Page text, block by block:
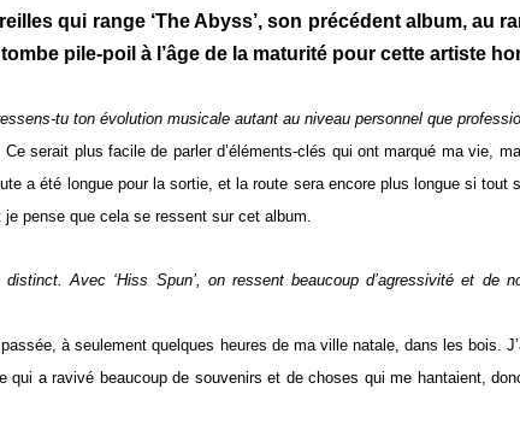
qui range ‘The Abyss’, son précédent album, au
pile-poil à l’âge de la maturité pour cette artiste
tu ton évolution musicale autant au niveau personnel que
Ce serait plus facile de parler d’éléments-clés qui ont marqué ma vie,
a été longue pour la sortie, et la route sera encore plus longue si
pense que cela se ressent sur cet album.
Avec ‘Hiss Spun’, on ressent beaucoup d’agressivité et de
passée, à seulement quelques heures de ma ville natale, dans les bois.
a ravivé beaucoup de souvenirs et de choses qui me hantaient,